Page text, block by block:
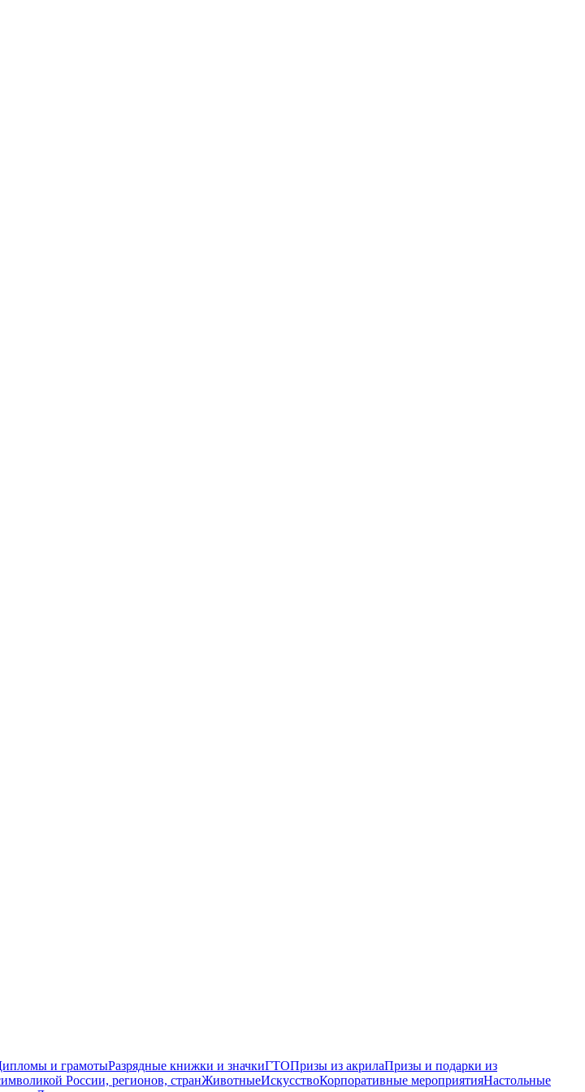
и грамотыРазрядные книжки и значкиГТОПризы из акрилаПризы и подарки из
России, регионов, странЖивотныеИскусствоКорпоративные мероприятияНастольные